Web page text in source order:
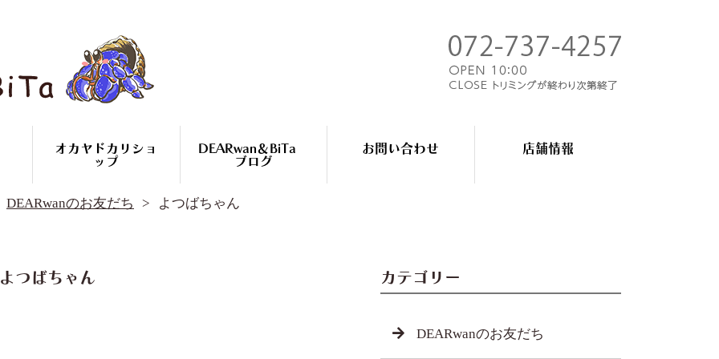
オカヤドカリショ
ップ
DEARwan＆BiTa
ブログ
DEARwanのお友だち
コースのご案内
オカヤドカリ
オカヤドカリ繁殖
お問い合わせ 店舗情報
DEARwan＆BiTa ブログ
DEARwanのお友だち よつばちゃん
よつばちゃん カテゴリー
DEARwanのお友だち